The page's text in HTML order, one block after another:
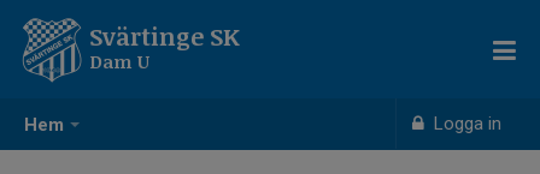
Hem Logga in
Svärtinge SK
Dam U